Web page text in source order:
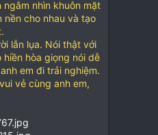
nhìn khuôn mặt
nền cho nhau và tạo
lẫn lụa. Nói thật với
hòa giọng nói dễ
em đi trải nghiệm.
vẻ cùng anh em,